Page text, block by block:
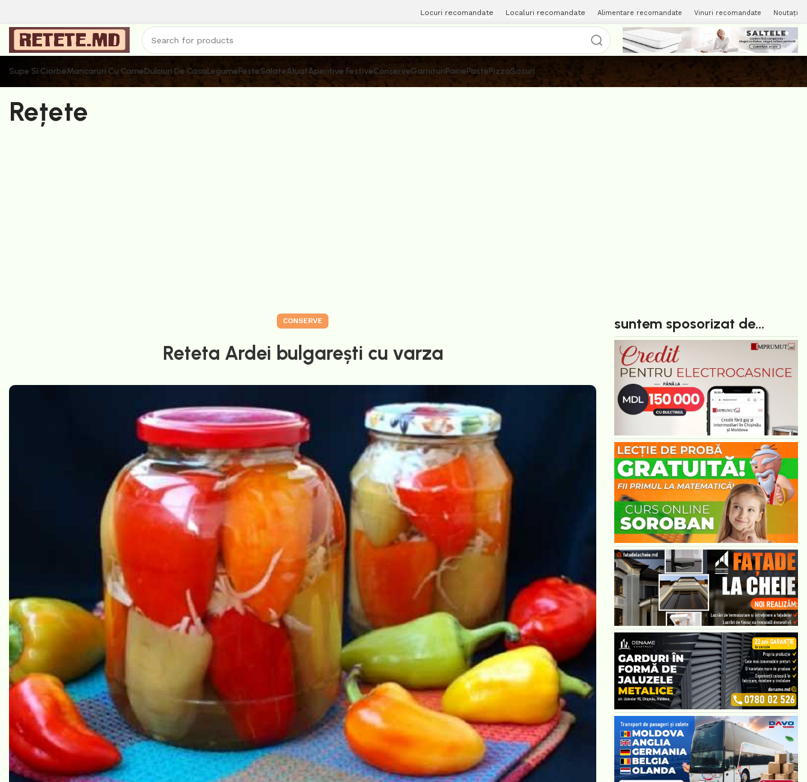
Locuri recomandate Localuri recomandate Alimentare recomandate Vinuri recomandate Noutați
Supe Si CiorbeMancaruri Cu CarneDulciuri De CasaLegumePesteSalateAluatAperitive FestiveConserveGarnituriPainePastePizzaSosuri
Rețete
CONSERVE
Reteta Ardei bulgarești cu varza
suntem sposorizat de...